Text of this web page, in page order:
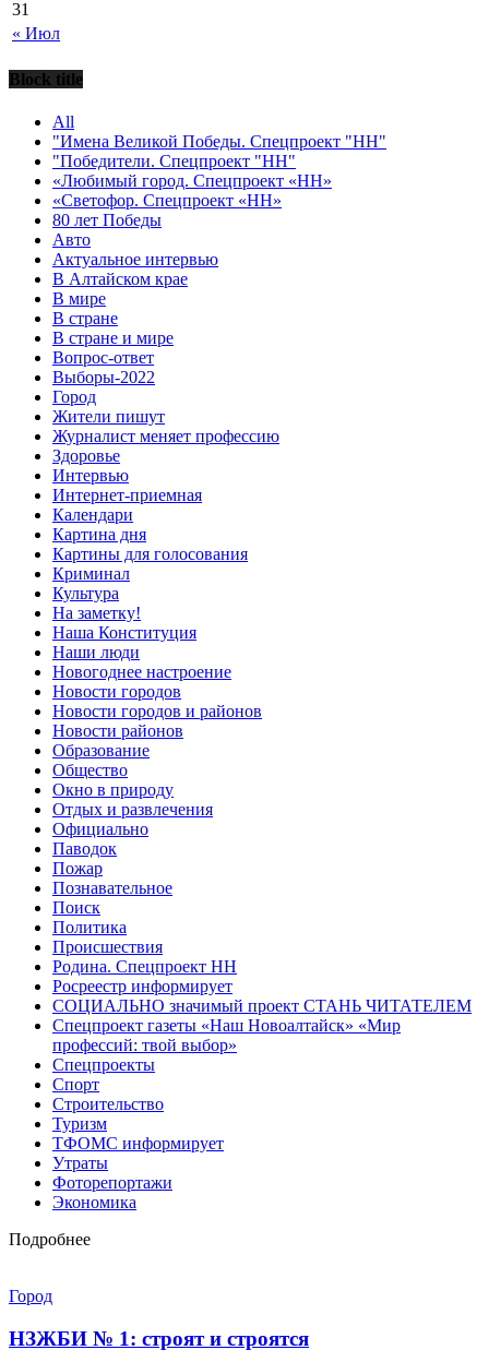
« Июл
31
Block title
All
"Имена Великой Победы. Спецпроект "НН"
"Победители. Спецпроект "НН"
«Любимый город. Спецпроект «НН»
«Светофор. Спецпроект «НН»
80 лет Победы
Авто
Актуальное интервью
В Алтайском крае
В мире
В стране
В стране и мире
Вопрос-ответ
Выборы-2022
Город
Жители пишут
Журналист меняет профессию
Здоровье
Интервью
Интернет-приемная
Календари
Картина дня
Картины для голосования
Криминал
Культура
На заметку!
Наша Конституция
Наши люди
Новогоднее настроение
Новости городов
Новости городов и районов
Новости районов
Образование
Общество
Окно в природу
Отдых и развлечения
Официально
Паводок
Пожар
Познавательное
Поиск
Политика
Происшествия
Родина. Спецпроект НН
Росреестр информирует
СОЦИАЛЬНО значимый проект СТАНЬ ЧИТАТЕЛЕМ
Спецпроект газеты «Наш Новоалтайск» «Мир
профессий: твой выбор»
Спецпроекты
Спорт
Строительство
Туризм
ТФОМС информирует
Утраты
Фоторепортажи
Экономика
Подробнее
Город
НЗЖБИ № 1: строят и строятся